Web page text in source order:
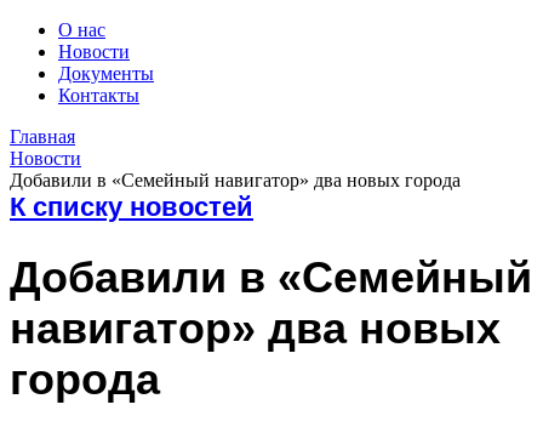
О нас
Новости
Документы
Контакты
Главная
Новости
Добавили в «Семейный навигатор» два новых города
К списку новостей
Добавили в «Семейный
навигатор» два новых
города